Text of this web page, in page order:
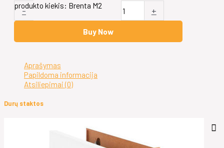
-
produkto kiekis: Brenta M2 +
Buy Now
Aprašymas
Papildoma informacija
Atsiliepimai (0)
Durų staktos